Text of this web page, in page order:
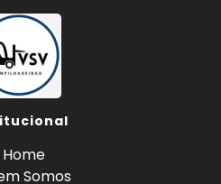
Diária Valor
Elétrica
Elétrica Preço
Mensal
Preço
Valor
Eletricas
Home
Somos